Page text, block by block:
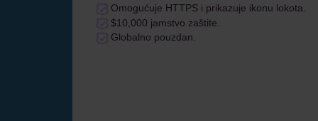
Omogućuje HTTPS i prikazuje ikonu lokota.
$10,000 jamstvo zaštite.
Globalno pouzdan.